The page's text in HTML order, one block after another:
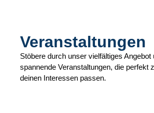
Veranstaltungen
Stöbere durch unser vielfältiges Angebot
spannende Veranstaltungen, die perfekt
deinen Interessen passen.